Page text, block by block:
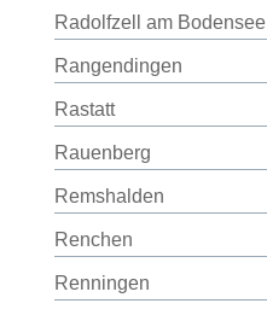
Radolfzell am Bodensee
Rangendingen
Rastatt
Rauenberg
Remshalden
Renchen
Renningen